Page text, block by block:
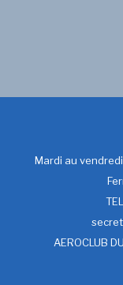
Mardi au
AEROCLUB